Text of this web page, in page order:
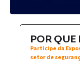
POR QUE
Participe da
setor de